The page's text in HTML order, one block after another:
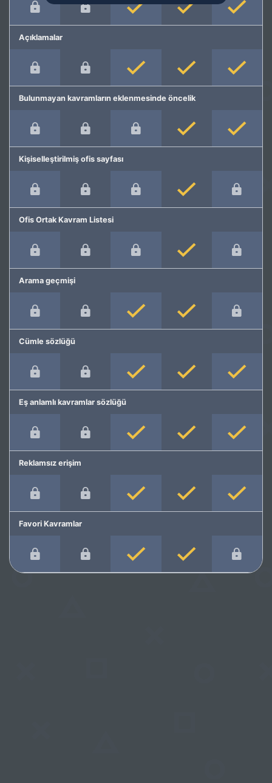
Açıklamalar
Bulunmayan kavramların eklenmesinde öncelik
Kişiselleştirilmiş ofis sayfası
Ofis Ortak Kavram Listesi
Arama geçmişi
Cümle sözlüğü
Eş anlamlı kavramlar sözlüğü
Reklamsız erişim
Favori Kavramlar